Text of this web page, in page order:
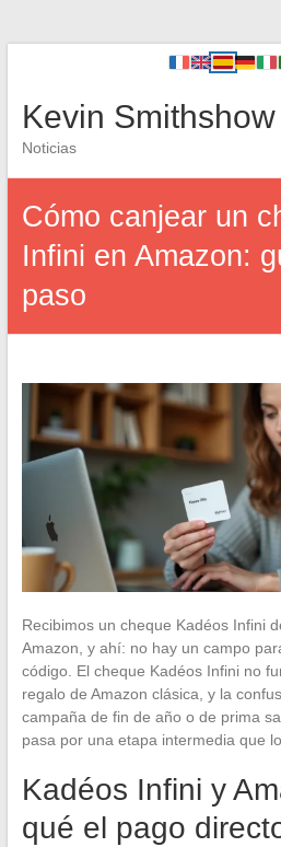
Kevin Smithshow
Noticias
Cómo canjear un
Infini en Amazon:
paso
Recibimos un cheque Kadéos Infini
Amazon, y ahí: no hay un campo
código. El cheque Kadéos Infini no
regalo de Amazon clásica, y la
campaña de fin de año o de prima
pasa por una etapa intermedia que
Kadéos Infini y
qué el pago